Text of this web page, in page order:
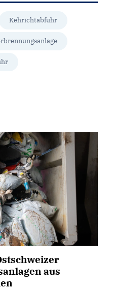
Kehrichtabfuhr
aus